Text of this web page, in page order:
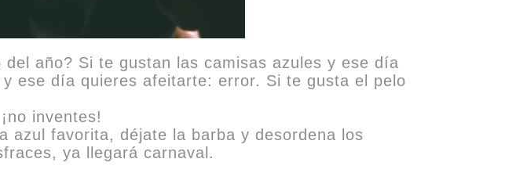
año? Si te gustan las camisas azules y ese día
ese día quieres afeitarte: error. Si te gusta el pelo
inventes!
azul favorita, déjate la barba y desordena los
ya llegará carnaval.